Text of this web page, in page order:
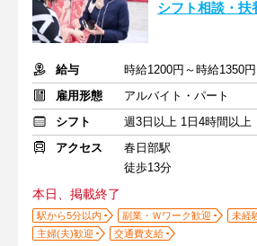
シフト相談・扶
給与
時給1200円～時給1350
雇用形態
アルバイト・パート
シフト
週3日以上 1日4時間以上
アクセス
春日部駅
徒歩13分
本日、掲載終了
駅から5分以内 副業・Ｗワーク歓迎
未経
主婦(夫)歓迎
交通費支給